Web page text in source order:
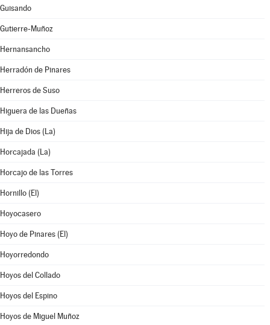
Guisando
Gutierre-Muñoz
Hernansancho
Herradón de Pinares
Herreros de Suso
Higuera de las Dueñas
Hija de Dios (La)
Horcajada (La)
Horcajo de las Torres
Hornillo (El)
Hoyocasero
Hoyo de Pinares (El)
Hoyorredondo
Hoyos del Collado
Hoyos del Espino
Hoyos de Miguel Muñoz